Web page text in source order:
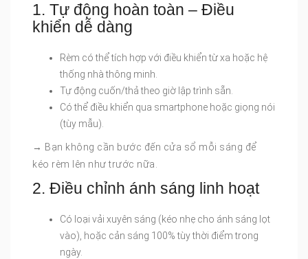
1. Tự động hoàn toàn – Điều
khiển dễ dàng
Rèm có thể tích hợp với điều khiển từ xa hoặc hệ
thống nhà thông minh.
Tự động cuốn/thả theo giờ lập trình sẵn.
Có thể điều khiển qua smartphone hoặc giọng nói
(tùy mẫu).
→ Bạn không cần bước đến cửa sổ mỗi sáng để
kéo rèm lên như trước nữa.
2. Điều chỉnh ánh sáng linh hoạt
Có loại vải xuyên sáng (kéo nhẹ cho ánh sáng lọt
vào), hoặc cản sáng 100% tùy thời điểm trong
ngày.